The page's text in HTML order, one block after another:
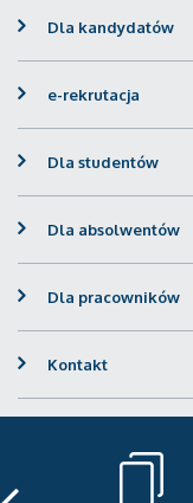
Dla kandydatów
e-rekrutacja
Dla studentów
Dla absolwentów
Dla pracowników
Kontakt